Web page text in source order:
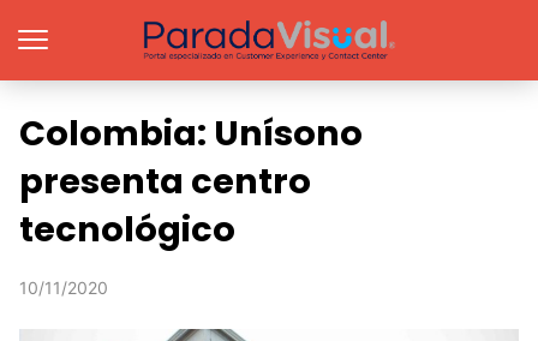
Colombia: Unísono
presenta centro
tecnológico
10/11/2020